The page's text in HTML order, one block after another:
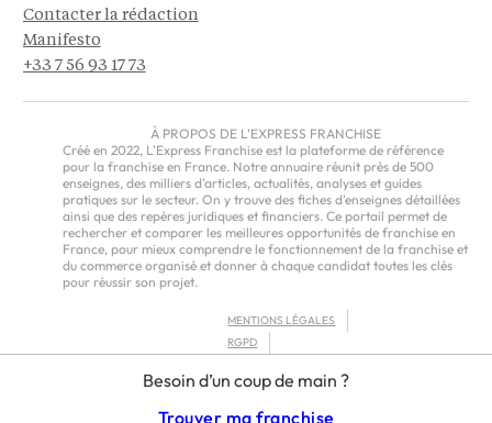
Besoin d’un coup de main ?
Trouver ma franchise
Contacter la rédaction
Manifesto
+33 7 56 93 17 73
À PROPOS DE L'EXPRESS FRANCHISE
Créé en 2022, L'Express Franchise est la plateforme de référence
pour la franchise en France. Notre annuaire réunit près de 500
enseignes, des milliers d'articles, actualités, analyses et guides
pratiques sur le secteur. On y trouve des fiches d'enseignes détaillées
ainsi que des repères juridiques et financiers. Ce portail permet de
rechercher et comparer les meilleures opportunités de franchise en
France, pour mieux comprendre le fonctionnement de la franchise et
du commerce organisé et donner à chaque candidat toutes les clés
pour réussir son projet.
MENTIONS LÉGALES
RGPD
CGV – EUROPE